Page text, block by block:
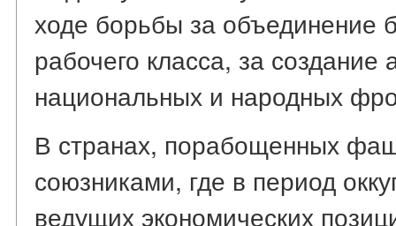
ходе борьбы за объединение
рабочего класса, за
национальных и народных
В странах, порабощенных
союзниками, где в период
ведущих экономических